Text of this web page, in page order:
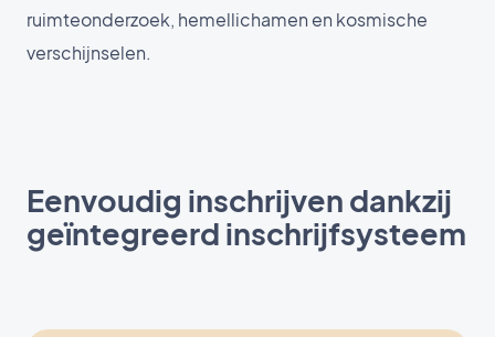
ruimteonderzoek, hemellichamen en kosmische
verschijnselen.
Eenvoudig inschrijven dankzij
geïntegreerd inschrijfsysteem